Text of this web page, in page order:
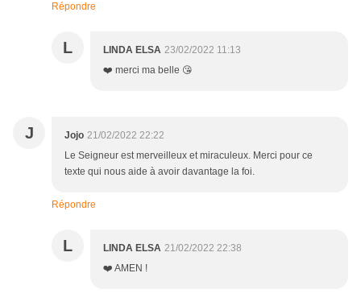
Répondre
L LINDA ELSA 23/02/2022 11:13
❤️ merci ma belle 😘
J Jojo 21/02/2022 22:22
Le Seigneur est merveilleux et miraculeux. Merci pour ce
texte qui nous aide à avoir davantage la foi.
Répondre
L LINDA ELSA 21/02/2022 22:38
❤️ AMEN !